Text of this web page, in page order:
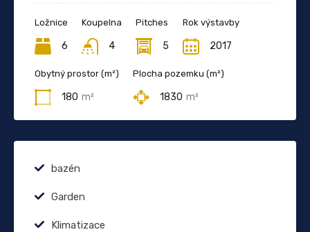
Ložnice
6
Koupelna
4
Pitches
5
Rok výstavby
2017
Obytný prostor (m²)
180 m²
Plocha pozemku (m²)
1830 m²
bazén
Garden
Klimatizace